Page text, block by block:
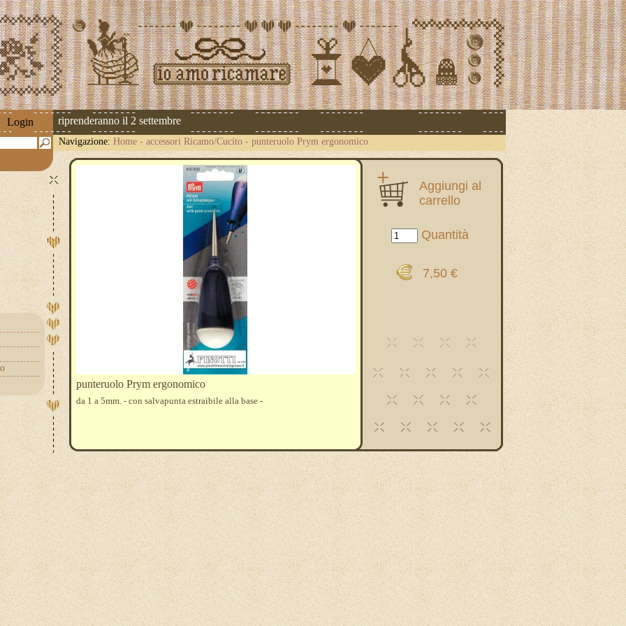
Login riprenderanno il 2 settembre
Navigazione: Home - accessori Ricamo/Cucito - punteruolo Prym ergonomico
Aggiungi al
carrello
Quantità
7,50 €
punteruolo Prym ergonomico
da 1 a 5mm. - con salvapunta estraibile alla base -